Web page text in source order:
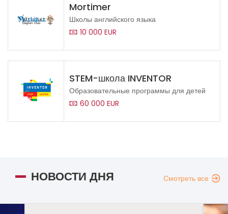
Mortimer
Школы английского языка
10 000 EUR
STEM-школа INVENTOR
Образовательные программы для детей
60 000 EUR
НОВОСТИ ДНЯ Смотреть все